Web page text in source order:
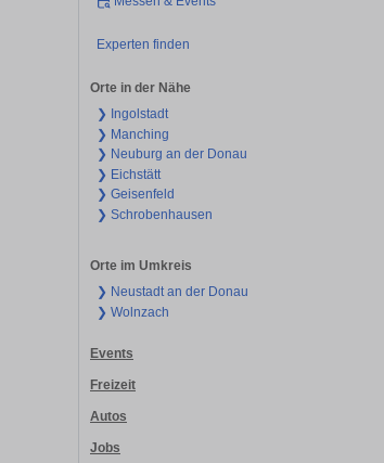
Experten finden
Orte in der Nähe
❯ Ingolstadt
❯ Manching
❯ Neuburg an der Donau
❯ Eichstätt
❯ Geisenfeld
❯ Schrobenhausen
Orte im Umkreis
❯ Neustadt an der Donau
❯ Wolnzach
Events
Freizeit
Autos
Jobs